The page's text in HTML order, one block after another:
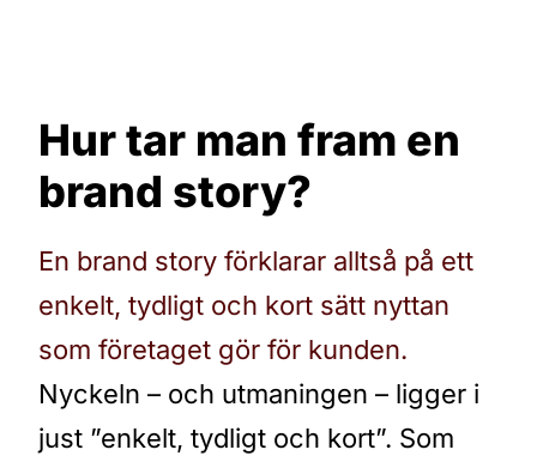
Hur tar man fram en
brand story?
En brand story förklarar alltså på ett
enkelt, tydligt och kort sätt nyttan
som företaget gör för kunden.
Nyckeln – och utmaningen – ligger i
just ”enkelt, tydligt och kort”. Som